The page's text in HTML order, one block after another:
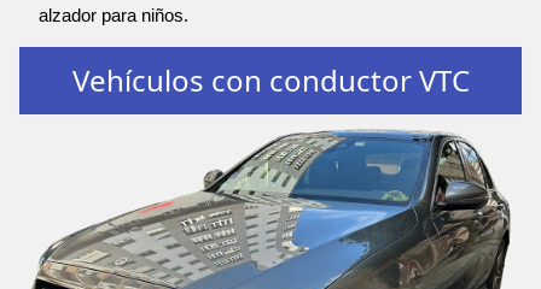
alzador para niños.
Vehículos con conductor VTC